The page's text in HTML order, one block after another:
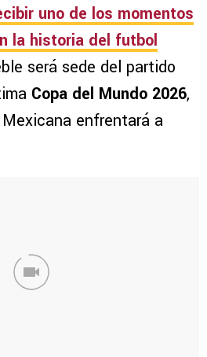
uno de los momentos
la historia del futbol
será sede del partido
Copa del Mundo 2026,
enfrentará a